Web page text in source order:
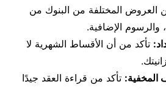
العروض المختلفة من البنوك من
والرسوم الإضافية.
تأكد من أن الأقساط الشهرية لا
المخفية: تأكد من قراءة العقد جيدًا